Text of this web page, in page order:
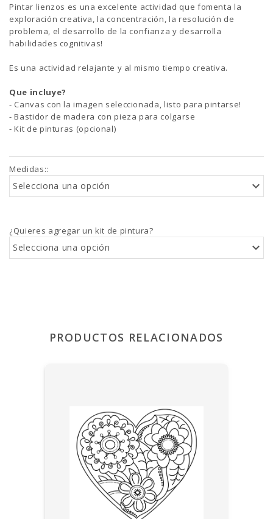
Pintar lienzos es una excelente actividad que fomenta la
exploración creativa, la concentración, la resolución de
problema, el desarrollo de la confianza y desarrolla
habilidades cognitivas!
Es una actividad relajante y al mismo tiempo creativa.
Que incluye?
- Canvas con la imagen seleccionada, listo para pintarse!
- Bastidor de madera con pieza para colgarse
- Kit de pinturas (opcional)
Medidas::
Selecciona una opción
¿Quieres agregar un kit de pintura?
Selecciona una opción
PRODUCTOS RELACIONADOS